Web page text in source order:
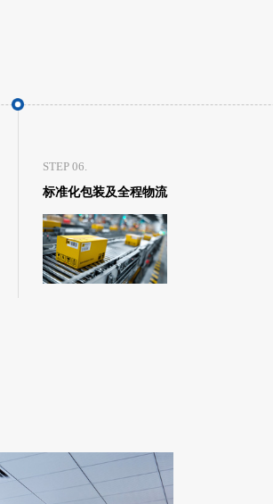
STEP 06.
标准化包装及全程物流